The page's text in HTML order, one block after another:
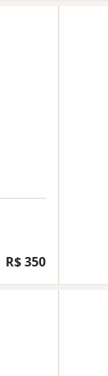
R$ 350